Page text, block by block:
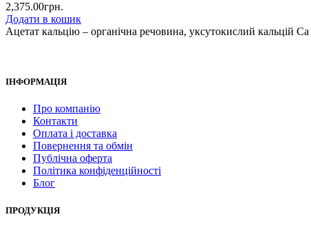
2,375.00грн.
Додати в кошик
Ацетат кальцію – органічна речовина, уксутокислий кальцій
ІНФОРМАЦІЯ
Про компанію
Контакти
Оплата і доставка
Повернення та обмін
Публічна оферта
Політика конфіденційності
Блог
ПРОДУКЦІЯ